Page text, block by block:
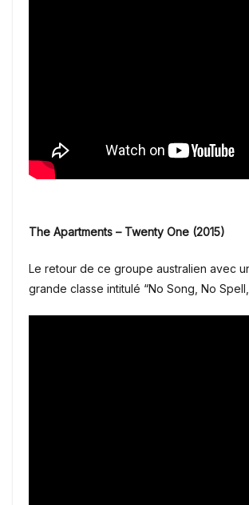
The Apartments – Twenty One (2015)
Le retour de ce groupe australien avec
grande classe intitulé “No Song, No